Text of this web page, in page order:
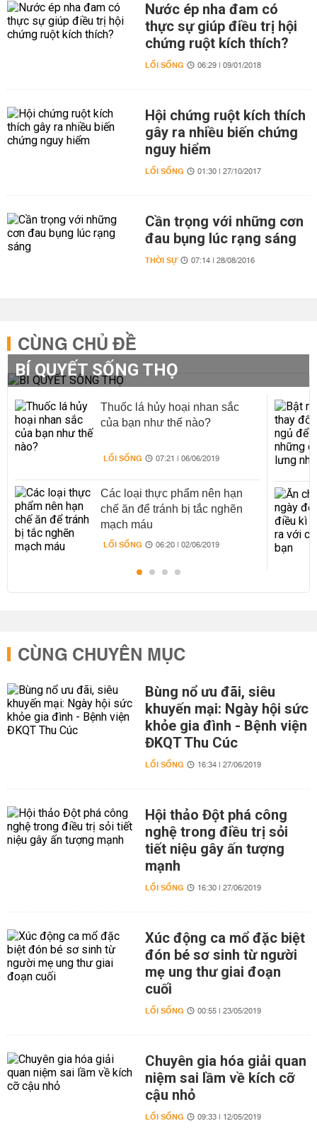
Nước ép nha đam có
thực sự giúp điều trị hội
chứng ruột kích thích?
LỐI SỐNG 06:29 | 09/01/2018
Hội chứng ruột kích thích
gây ra nhiều biến chứng
nguy hiểm
LỐI SỐNG 01:30 | 27/10/2017
Cần trọng với những cơn
đau bụng lúc rạng sáng
THỜI SỰ 07:14 | 28/08/2016
CÙNG CHỦ ĐỀ
BÍ QUYẾT SỐNG THỌ
Thuốc lá hủy hoại nhan sắc
của bạn như thế nào?
LỐI SỐNG 07:21 | 06/06/2019
Các loại thực phẩm nên hạn
chế ăn để tránh bị tắc nghẽn
mạch máu
LỐI SỐNG 06:20 | 02/06/2019
CÙNG CHUYÊN MỤC
Bùng nổ ưu đãi, siêu
khuyến mại: Ngày hội sức
khỏe gia đình - Bệnh viện
ĐKQT Thu Cúc
LỐI SỐNG 16:34 | 27/06/2019
Hội thảo Đột phá công
nghệ trong điều trị sỏi
tiết niệu gây ấn tượng
mạnh
LỐI SỐNG 16:30 | 27/06/2019
Xúc động ca mổ đặc biệt
đón bé sơ sinh từ người
mẹ ung thư giai đoạn
cuối
LỐI SỐNG 00:55 | 23/05/2019
Chuyên gia hóa giải quan
niệm sai lầm về kích cỡ
cậu nhỏ
LỐI SỐNG 09:33 | 12/05/2019